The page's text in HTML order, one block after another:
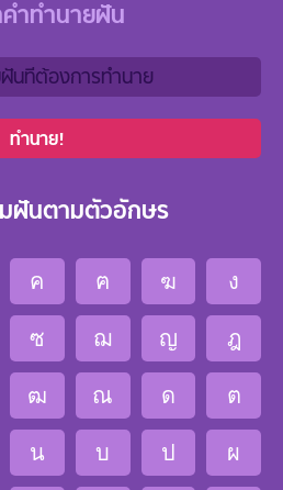
ำทำนายฝัน
ทำนาย!
ฝันตามตัวอักษร
ค ฅ ฆ
ง
ซ ฌ ญ
ฎ
ฒ ณ ด
ต
น บ ป
ผ